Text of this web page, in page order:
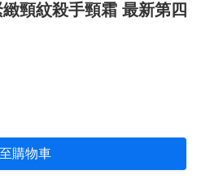
頸紋殺手頸霜 最新第四
購物車